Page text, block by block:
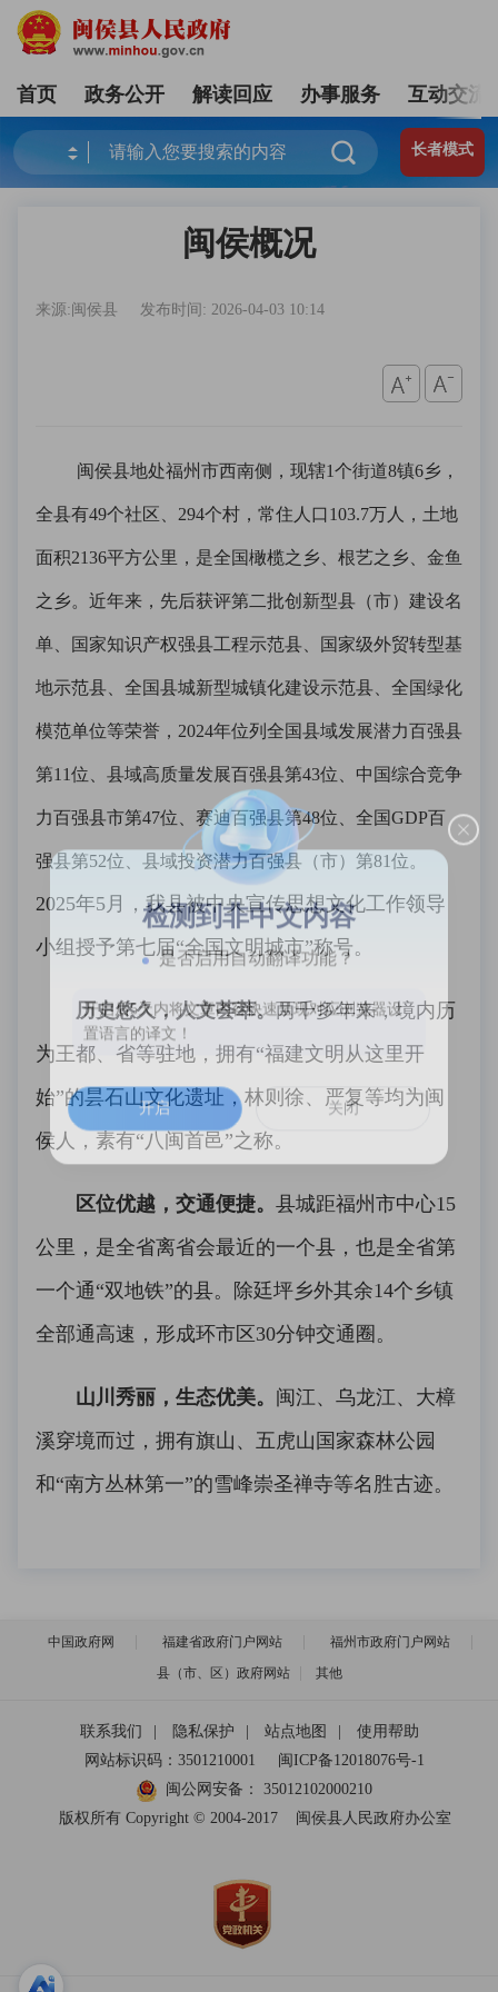
首页 政务公开 解读回应 办事服务 互动交流
长者模式
闽侯概况
来源:闽侯县 发布时间: 2026-04-03 10:14
闽侯县地处福州市西南侧，现辖1个街道8镇6乡，
全县有49个社区、294个村，常住人口103.7万人，土地
面积2136平方公里，是全国橄榄之乡、根艺之乡、金鱼
之乡。近年来，先后获评第二批创新型县（市）建设名
单、国家知识产权强县工程示范县、国家级外贸转型基
地示范县、全国县城新型城镇化建设示范县、全国绿化
模范单位等荣誉，2024年位列全国县域发展潜力百强县
第11位、县域高质量发展百强县第43位、中国综合竞争
力百强县市第47位、赛迪百强县第48位、全国GDP百
强县第52位、县域投资潜力百强县（市）第81位。
2025年5月，我县被中央宣传思想文化工作领导
小组授予第七届“全国文明城市”称号。
历史悠久，人文荟萃。两千多年来，境内历
为王都、省等驻地，拥有“福建文明从这里开
始”的昙石山文化遗址，林则徐、严复等均为闽
侯人，素有“八闽首邑”之称。
区位优越，交通便捷。 县城距福州市中心15
公里，是全省离省会最近的一个县，也是全省第
一个通“双地铁”的县。除廷坪乡外其余14个乡镇
全部通高速，形成环市区30分钟交通圈。
山川秀丽，生态优美。 闽江、乌龙江、大樟
溪穿境而过，拥有旗山、五虎山国家森林公园
和“南方丛林第一”的雪峰崇圣禅寺等名胜古迹。
中国政府网 福建省政府门户网站
福州市政府门户网站
县（市、区）政府网站
其他
联系我们 隐私保护 站点地图
使用帮助
网站标识码：3501210001
闽ICP备12018076号-1
闽公网安备：
35012102000210
版权所有 Copyright © 2004-2017
闽侯县人民政府办公室
检测到非中文内容
是否启用自动翻译功能？
开启后5天内将文章内容快速呈现对应浏览器设
置语言的译文！
开启 关闭